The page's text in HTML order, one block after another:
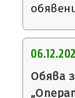
Обява